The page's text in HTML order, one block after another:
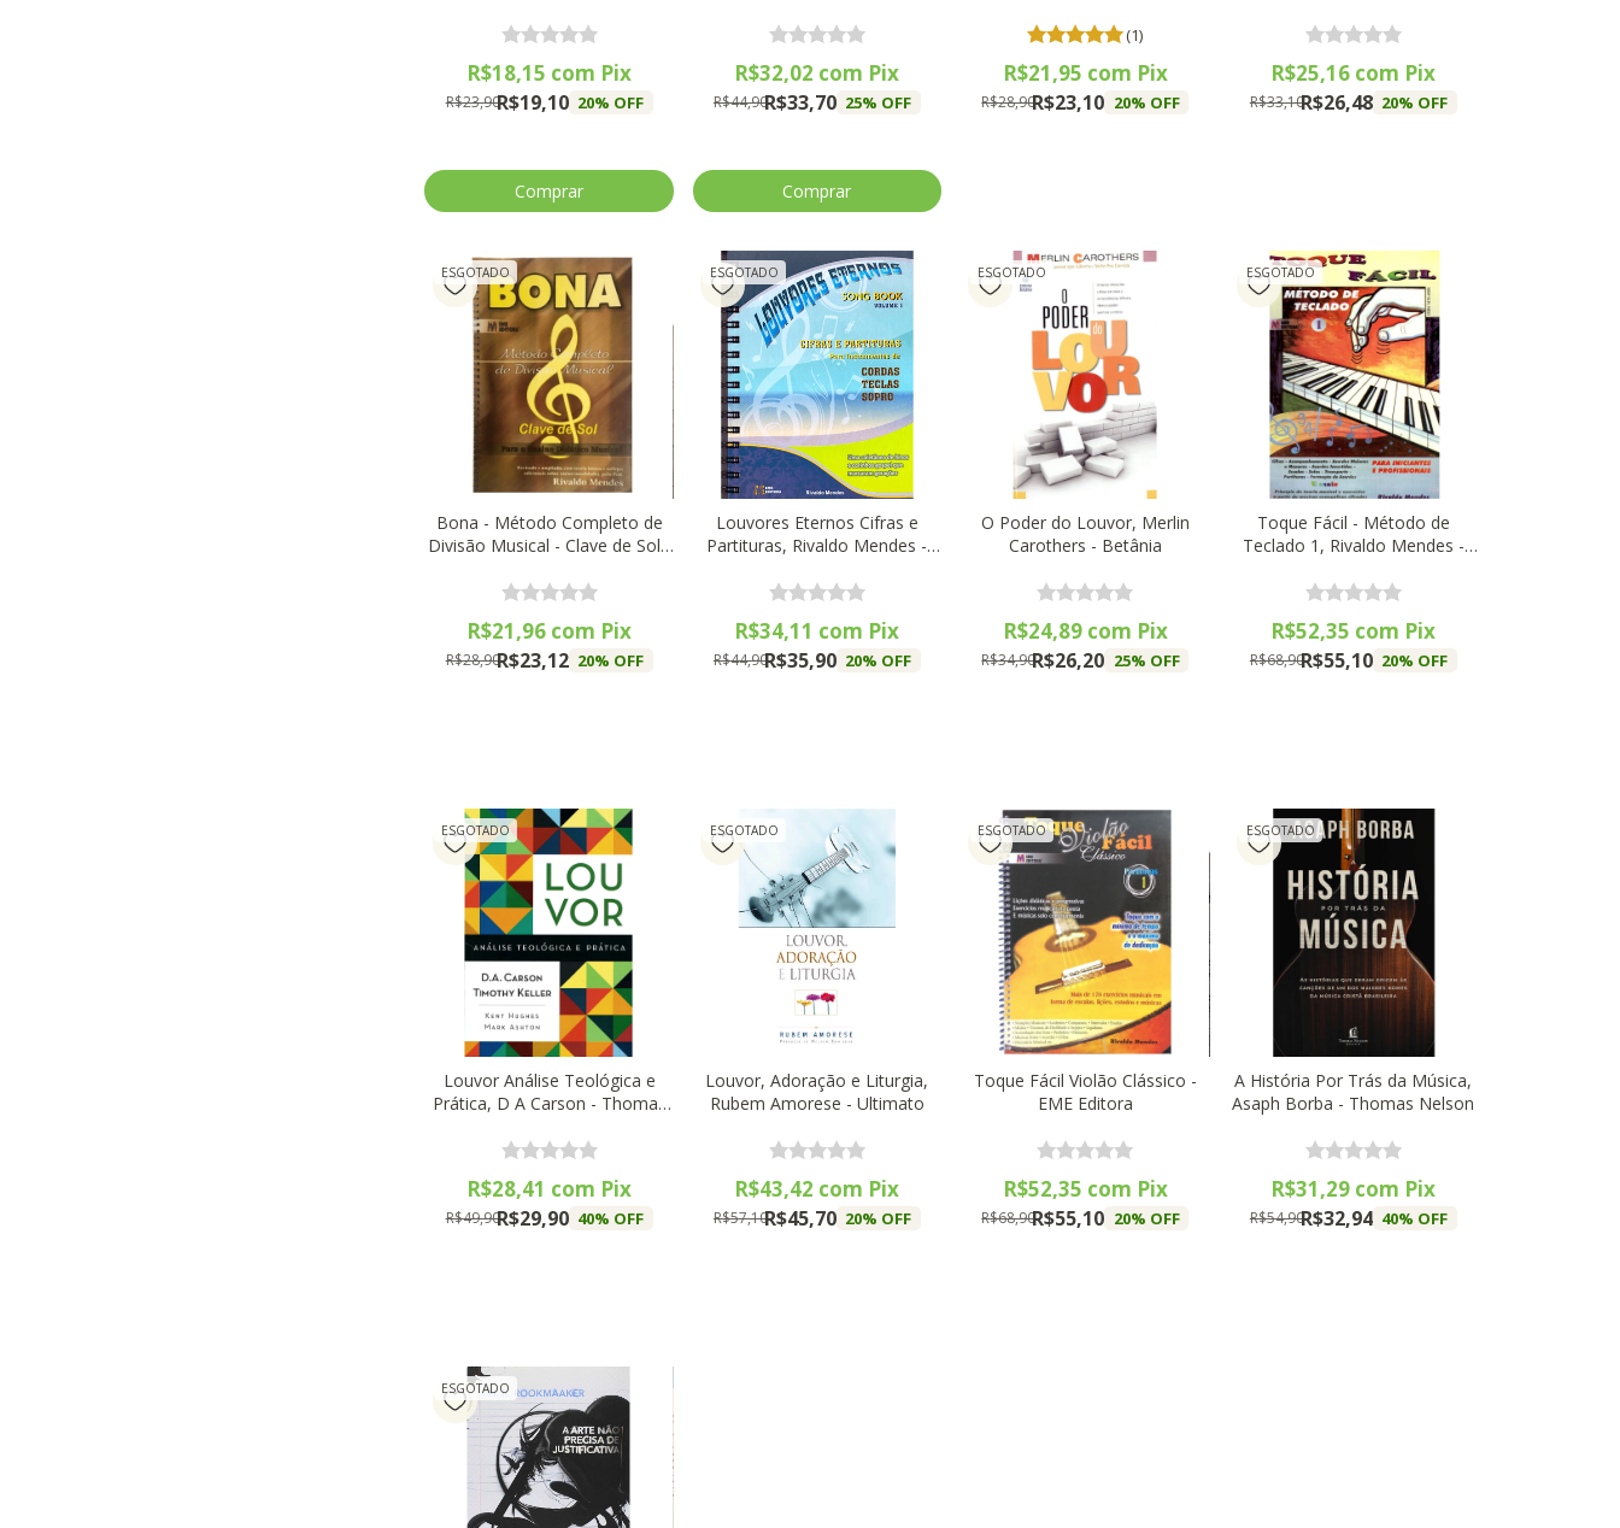
R$19,10
R$23,90 20% OFF
R$18,15 com Pix
R$33,70
R$44,90 25% OFF
R$32,02 com Pix
(1)
R$23,10
R$28,90 20% OFF
R$21,95 com Pix
R$26,48
R$33,10 20% OFF
R$25,16 com Pix
ESGOTADO
Bona - Método Completo de
Divisão Musical - Clave de Sol -
R$23,12
R$28,90 20% OFF
R$21,96 com Pix
ESGOTADO
Louvores Eternos Cifras e
Partituras, Rivaldo Mendes -
R$35,90
R$44,90 20% OFF
R$34,11 com Pix
ESGOTADO
O Poder do Louvor, Merlin
Carothers - Betânia
R$26,20
R$34,90 25% OFF
R$24,89 com Pix
ESGOTADO
Toque Fácil - Método de
Teclado 1, Rivaldo Mendes -
R$55,10
R$68,90 20% OFF
R$52,35 com Pix
ESGOTADO
Louvor Análise Teológica e
Prática, D A Carson - Thomas
R$29,90
R$49,90 40% OFF
R$28,41 com Pix
ESGOTADO
Louvor, Adoração e Liturgia,
Rubem Amorese - Ultimato
R$45,70
R$57,10 20% OFF
R$43,42 com Pix
ESGOTADO
Toque Fácil Violão Clássico -
EME Editora
R$55,10
R$68,90 20% OFF
R$52,35 com Pix
ESGOTADO
A História Por Trás da Música,
Asaph Borba - Thomas Nelson
R$32,94
R$54,90 40% OFF
R$31,29 com Pix
ESGOTADO